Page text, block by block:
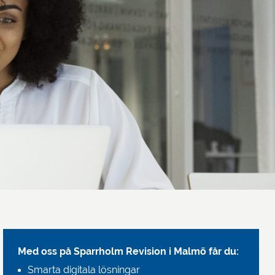
Med oss på Sparrholm Revision i Malmö får du:
Smarta digitala lösningar